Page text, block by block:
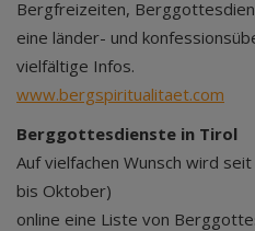
Bergfreizeiten,
eine länder- und
vielfältige Infos.
www.bergspiritualitaet.com
Berggottesdienste in Tirol
Auf vielfachen Wunsch wird
bis Oktober)
online eine Liste von